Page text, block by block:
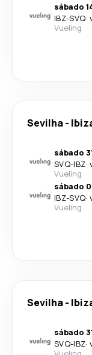
sábado
IBZ-SVQ·
Vueling
Sevilha-
sábado
SVQ-IBZ·
Vueling
sábado
IBZ-SVQ·
Vueling
Sevilha-
sábado
SVQ-IBZ·